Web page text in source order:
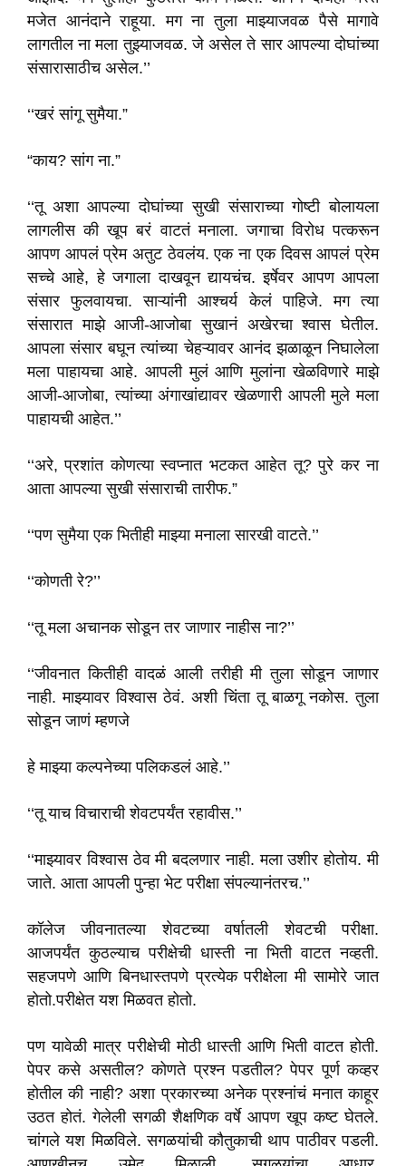
मजेत आनंदाने राहूया. मग ना तुला माझ्याजवळ पैसे मागावे
लागतील ना मला तुझ्याजवळ. जे असेल ते सार आपल्या दोघांच्या
संसारासाठीच असेल.’’
‘‘खरं सांगू सुमैया.”
“काय? सांग ना.”
‘‘तू अशा आपल्या दोघांच्या सुखी संसाराच्या गोष्टी बोलायला
लागलीस की खूप बरं वाटतं मनाला. जगाचा विरोध पत्करून
आपण आपलं प्रेम अतुट ठेवलंय. एक ना एक दिवस आपलं प्रेम
सच्चे आहे, हे जगाला दाखवून द्यायचंच. इर्षेवर आपण आपला
संसार फुलवायचा. साऱ्यांनी आश्चर्य केलं पाहिजे. मग त्या
संसारात माझे आजी-आजोबा सुखानं अखेरचा श्वास घेतील.
आपला संसार बघून त्यांच्या चेहऱ्यावर आनंद झळाळून निघालेला
मला पाहायचा आहे. आपली मुलं आणि मुलांना खेळविणारे माझे
आजी-आजोबा, त्यांच्या अंगाखांद्यावर खेळणारी आपली मुले मला
पाहायची आहेत.’’
‘‘अरे, प्रशांत कोणत्या स्वप्नात भटकत आहेत तू? पुरे कर ना
आता आपल्या सुखी संसाराची तारीफ.”
‘‘पण सुमैया एक भितीही माझ्या मनाला सारखी वाटते.’’
‘‘कोणती रे?’’
‘‘तू मला अचानक सोडून तर जाणार नाहीस ना?’’
‘‘जीवनात कितीही वादळं आली तरीही मी तुला सोडून जाणार
नाही. माझ्यावर विश्वास ठेवं. अशी चिंता तू बाळगू नकोस. तुला
सोडून जाणं म्हणजे
हे माझ्या कल्पनेच्या पलिकडलं आहे.’’
‘‘तू याच विचाराची शेवटपर्यंत रहावीस.’’
‘‘माझ्यावर विश्वास ठेव मी बदलणार नाही. मला उशीर होतोय. मी
जाते. आता आपली पुन्हा भेट परीक्षा संपल्यानंतरच.’’
कॉलेज जीवनातल्या शेवटच्या वर्षातली शेवटची परीक्षा.
आजपर्यंत कुठल्याच परीक्षेची धास्ती ना भिती वाटत नव्हती.
सहजपणे आणि बिनधास्तपणे प्रत्येक परीक्षेला मी सामोरे जात
होतो.परीक्षेत यश मिळवत होतो.
पण यावेळी मात्र परीक्षेची मोठी धास्ती आणि भिती वाटत होती.
पेपर कसे असतील? कोणते प्रश्न पडतील? पेपर पूर्ण कव्हर
होतील की नाही? अशा प्रकारच्या अनेक प्रश्नांचं मनात काहूर
उठत होतं. गेलेली सगळी शैक्षणिक वर्षे आपण खूप कष्ट घेतले.
चांगले यश मिळविले. सगळयांची कौतुकाची थाप पाठीवर पडली.